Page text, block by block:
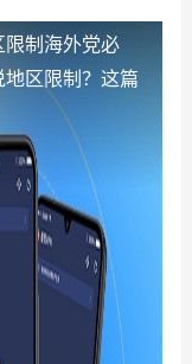
制 海外党必
区限制？这篇